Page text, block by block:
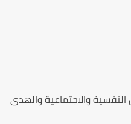
والاجتماعية والهدى